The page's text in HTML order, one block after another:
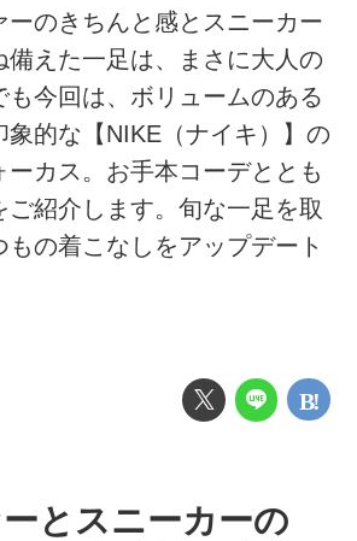
ーのきちんと感とスニーカー
備えた一足は、まさに大人の
も今回は、ボリュームのある
象的な【NIKE（ナイキ）】の
ーカス。お手本コーデととも
ご紹介します。旬な一足を取
もの着こなしをアップデート
とスニーカーの